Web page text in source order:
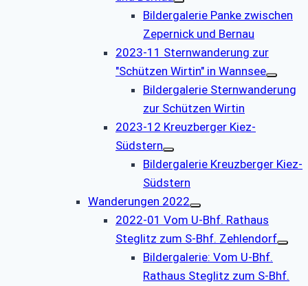
Bildergalerie Panke zwischen
Zepernick und Bernau
2023-11 Sternwanderung zur
"Schützen Wirtin" in Wannsee
Bildergalerie Sternwanderung
zur Schützen Wirtin
2023-12 Kreuzberger Kiez-
Südstern
Bildergalerie Kreuzberger Kiez-
Südstern
Wanderungen 2022
2022-01 Vom U-Bhf. Rathaus
Steglitz zum S-Bhf. Zehlendorf
Bildergalerie: Vom U-Bhf.
Rathaus Steglitz zum S-Bhf.